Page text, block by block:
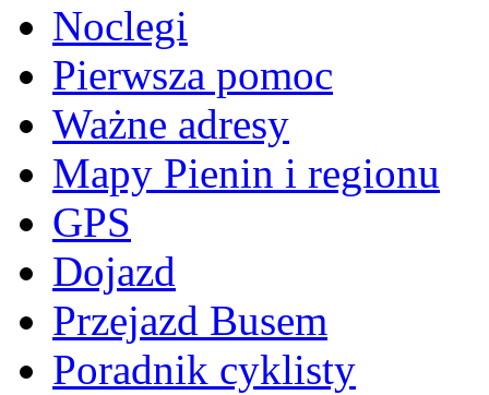
Noclegi
Pierwsza pomoc
Ważne adresy
Mapy Pienin i regionu
GPS
Dojazd
Przejazd Busem
Poradnik cyklisty